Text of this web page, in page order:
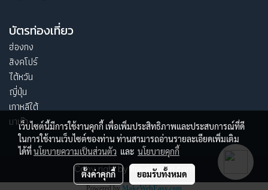
บัตรท่องเที่ยว
ฮ่องกง
สิงคโปร์
ไต้หวัน
ญี่ปุ่น
เกาหลีใต้
มาเก๊า
Copy right by itravelroom.com
เว็บไซต์นี้มีการใช้งานคุกกี้ เพื่อเพิ่มประสิทธิภาพและประสบการณ์ที่ดี
ในการใช้งานเว็บไซต์ของท่าน ท่านสามารถอ่านรายละเอียดเพิ่มเติม
ได้ที่นโยบายความเป็นส่วนตัว และ นโยบายคุกกี้
ตั้งค่าคุกกี้ ยอมรับทั้งหมด